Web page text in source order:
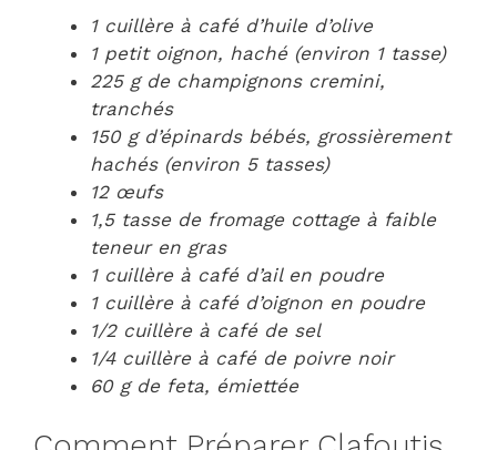
1 cuillère à café d’huile d’olive
1 petit oignon, haché (environ 1 tasse)
225 g de champignons cremini,
tranchés
150 g d’épinards bébés, grossièrement
hachés (environ 5 tasses)
12 œufs
1,5 tasse de fromage cottage à faible
teneur en gras
1 cuillère à café d’ail en poudre
1 cuillère à café d’oignon en poudre
1/2 cuillère à café de sel
1/4 cuillère à café de poivre noir
60 g de feta, émiettée